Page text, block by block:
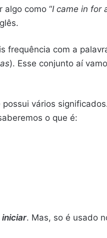
algo como “I came in for
frequência com a
). Esse conjunto aí
possui vários
o que é:
iniciar. Mas, so é usado